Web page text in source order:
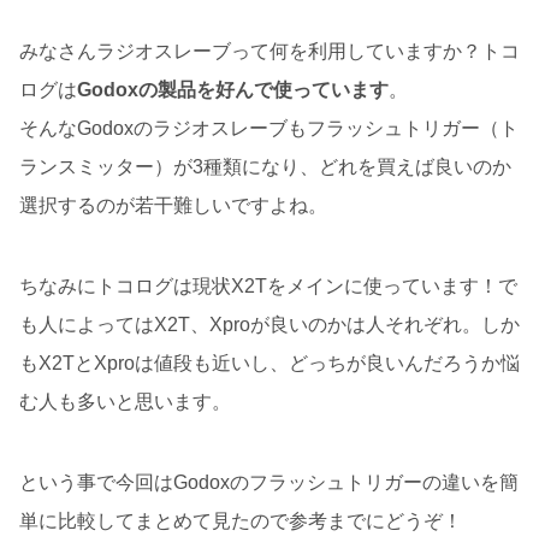
みなさんラジオスレーブって何を利用していますか？トコ
ログはGodoxの製品を好んで使っています。
そんなGodoxのラジオスレーブもフラッシュトリガー（ト
ランスミッター）が3種類になり、どれを買えば良いのか
選択するのが若干難しいですよね。
ちなみにトコログは現状X2Tをメインに使っています！で
も人によってはX2T、Xproが良いのかは人それぞれ。しか
もX2TとXproは値段も近いし、どっちが良いんだろうか悩
む人も多いと思います。
という事で今回はGodoxのフラッシュトリガーの違いを簡
単に比較してまとめて見たので参考までにどうぞ！